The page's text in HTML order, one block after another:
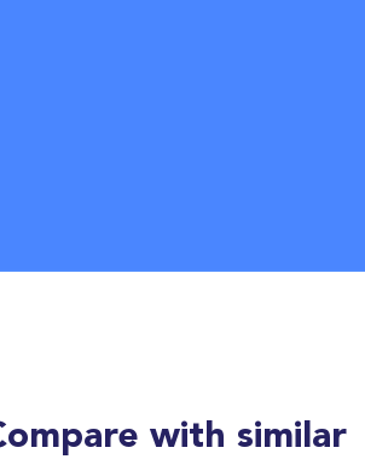
with similar